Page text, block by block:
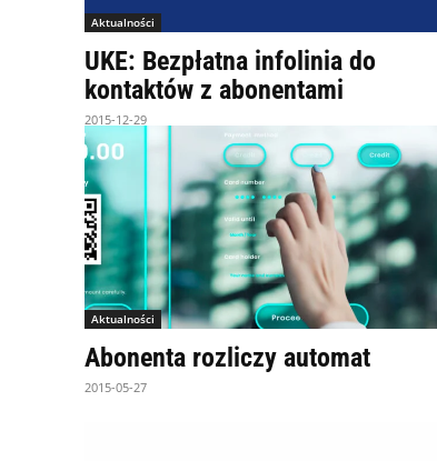
Aktualności
UKE: Bezpłatna infolinia do
kontaktów z abonentami
2015-12-29
Aktualności
Abonenta rozliczy automat
2015-05-27